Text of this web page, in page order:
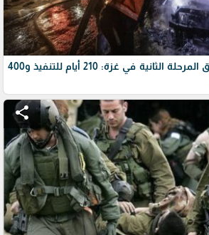
تفاصيل جديدة حول اتفاق المرحلة الثانية في غزة: 210 أيام للتنفيذ و400
share